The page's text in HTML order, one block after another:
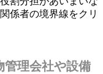
係者の境界線をクリ
管理会社や設備